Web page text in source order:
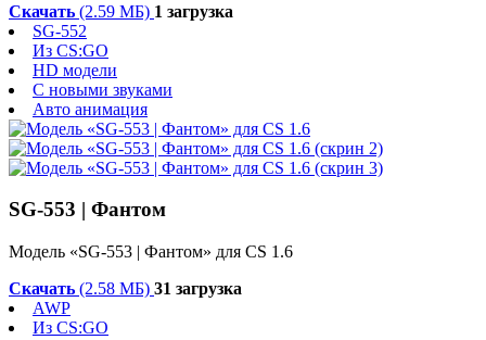
Скачать (2.59 МБ) 1 загрузка
SG-552
Из CS:GO
HD модели
С новыми звуками
Авто анимация
SG-553 | Фантом
Модель «SG-553 | Фантом» для CS 1.6
Скачать (2.58 МБ) 31 загрузка
AWP
Из CS:GO